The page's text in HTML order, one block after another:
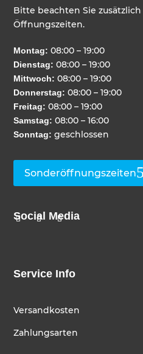
Bitte beachten Sie
Öffnungszeiten.
Montag: 08:00 – 19:00
Dienstag: 08:00 – 19:00
Mittwoch: 08:00 – 19:00
Donnerstag: 08:00 – 19:00
Freitag: 08:00 – 19:00
Samstag: 08:00 – 16:00
Sonntag: geschlossen
Sonderöffnungszeiten
Social Media
Service Info
Versandkosten
Zahlungsarten